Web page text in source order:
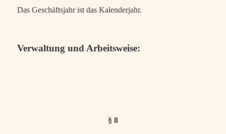
Das Geschäftsjahr ist das Kalenderjahr.
Verwaltung und Arbeitsweise:
§ 8